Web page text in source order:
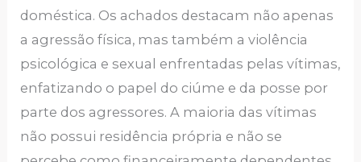
doméstica. Os achados destacam não apenas
a agressão física, mas também a violência
psicológica e sexual enfrentadas pelas vítimas,
enfatizando o papel do ciúme e da posse por
parte dos agressores. A maioria das vítimas
não possui residência própria e não se